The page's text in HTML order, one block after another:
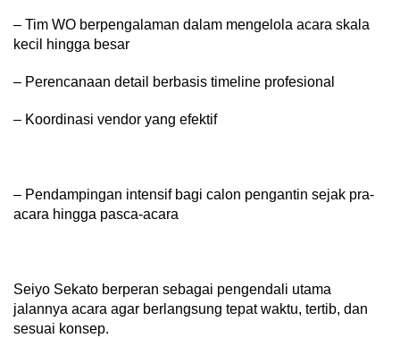
– Tim WO berpengalaman dalam mengelola acara skala
kecil hingga besar
– Perencanaan detail berbasis timeline profesional
– Koordinasi vendor yang efektif
– Pendampingan intensif bagi calon pengantin sejak pra-
acara hingga pasca-acara
Seiyo Sekato berperan sebagai pengendali utama
jalannya acara agar berlangsung tepat waktu, tertib, dan
sesuai konsep.